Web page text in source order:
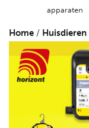
apparaten
Home / Huisdieren